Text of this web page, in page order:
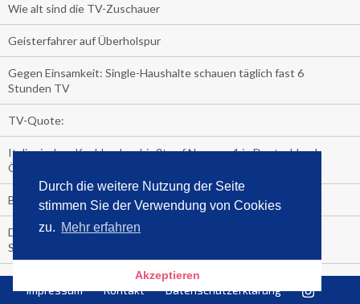
Durch die weitere Nutzung der Seite
stimmen Sie der Verwendung von Cookies
zu. Mehr erfahren
Akzeptieren
Wie alt sind die TV-Zuschauer
Geisterfahrer auf Überholspur
Gegen Einsamkeit: Single-Haushalte schauen täglich fast 6
Stunden TV
TV-Quote:
Italienisches Kochbuch schießt auf Nummer 1 in Deutschland,
Österreich und Schweiz
Blick in die Garage der TV-Dauerglotzer
Die Deutschen investieren, während die Österreicher und
Schweizer noch nachdenken, wie sie reich werden.
Meistverkaufte Blu-ray im zweiten Quartal – Doppelspitze für
DisneyImpressum Kontakt Datenschutzerklärung